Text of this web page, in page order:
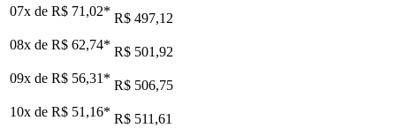
07x de R$ 71,02* R$ 497,12
08x de R$ 62,74* R$ 501,92
09x de R$ 56,31 * R$ 506,75
10x de R$ 51,16* R$ 511,61